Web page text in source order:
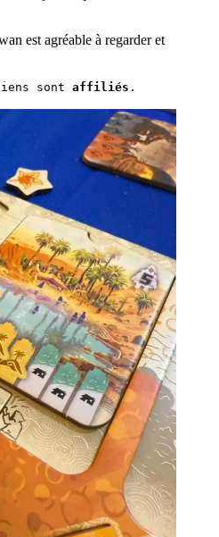
est agréable à regarder et
sont affiliés .